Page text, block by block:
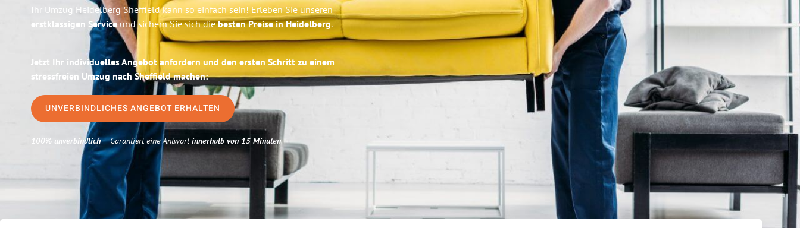
Ihr Umzug Heidelberg Sheffield kann so einfach sein! Erleben Sie unseren
erstklassigen Serviceund sichern Sie sich diebesten Preise in Heidelberg.
Jetzt Ihr individuelles Angebot anfordern und den ersten Schritt zu einem
stressfreien Umzug nach Sheffield machen:
UNVERBINDLICHES ANGEBOT ERHALTEN
100% unverbindlich– Garantiert eine Antwortinnerhalb von 15 Minuten.